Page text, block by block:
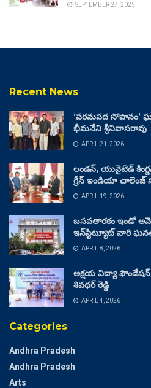
SEPTEMBER 27, 2025
Recent News
‘పరమపద సోపానం’
భీమనేని శ్రీనివాసరావు
APRIL 21, 2026
లండన్, యునైటెడ్
గ్రీన్ ఇండియా చాలెంజ్
APRIL 19, 2026
బసవతారకం ఇండో
ఇన్‌స్టిట్యూట్ వారి
APRIL 8, 2026
అక్షయ విద్యా ఫౌండేషన్
శివధర్ రెడ్డి
APRIL 4, 2026
Categories
Andhra Pradesh
Andhra Pradesh
Arts